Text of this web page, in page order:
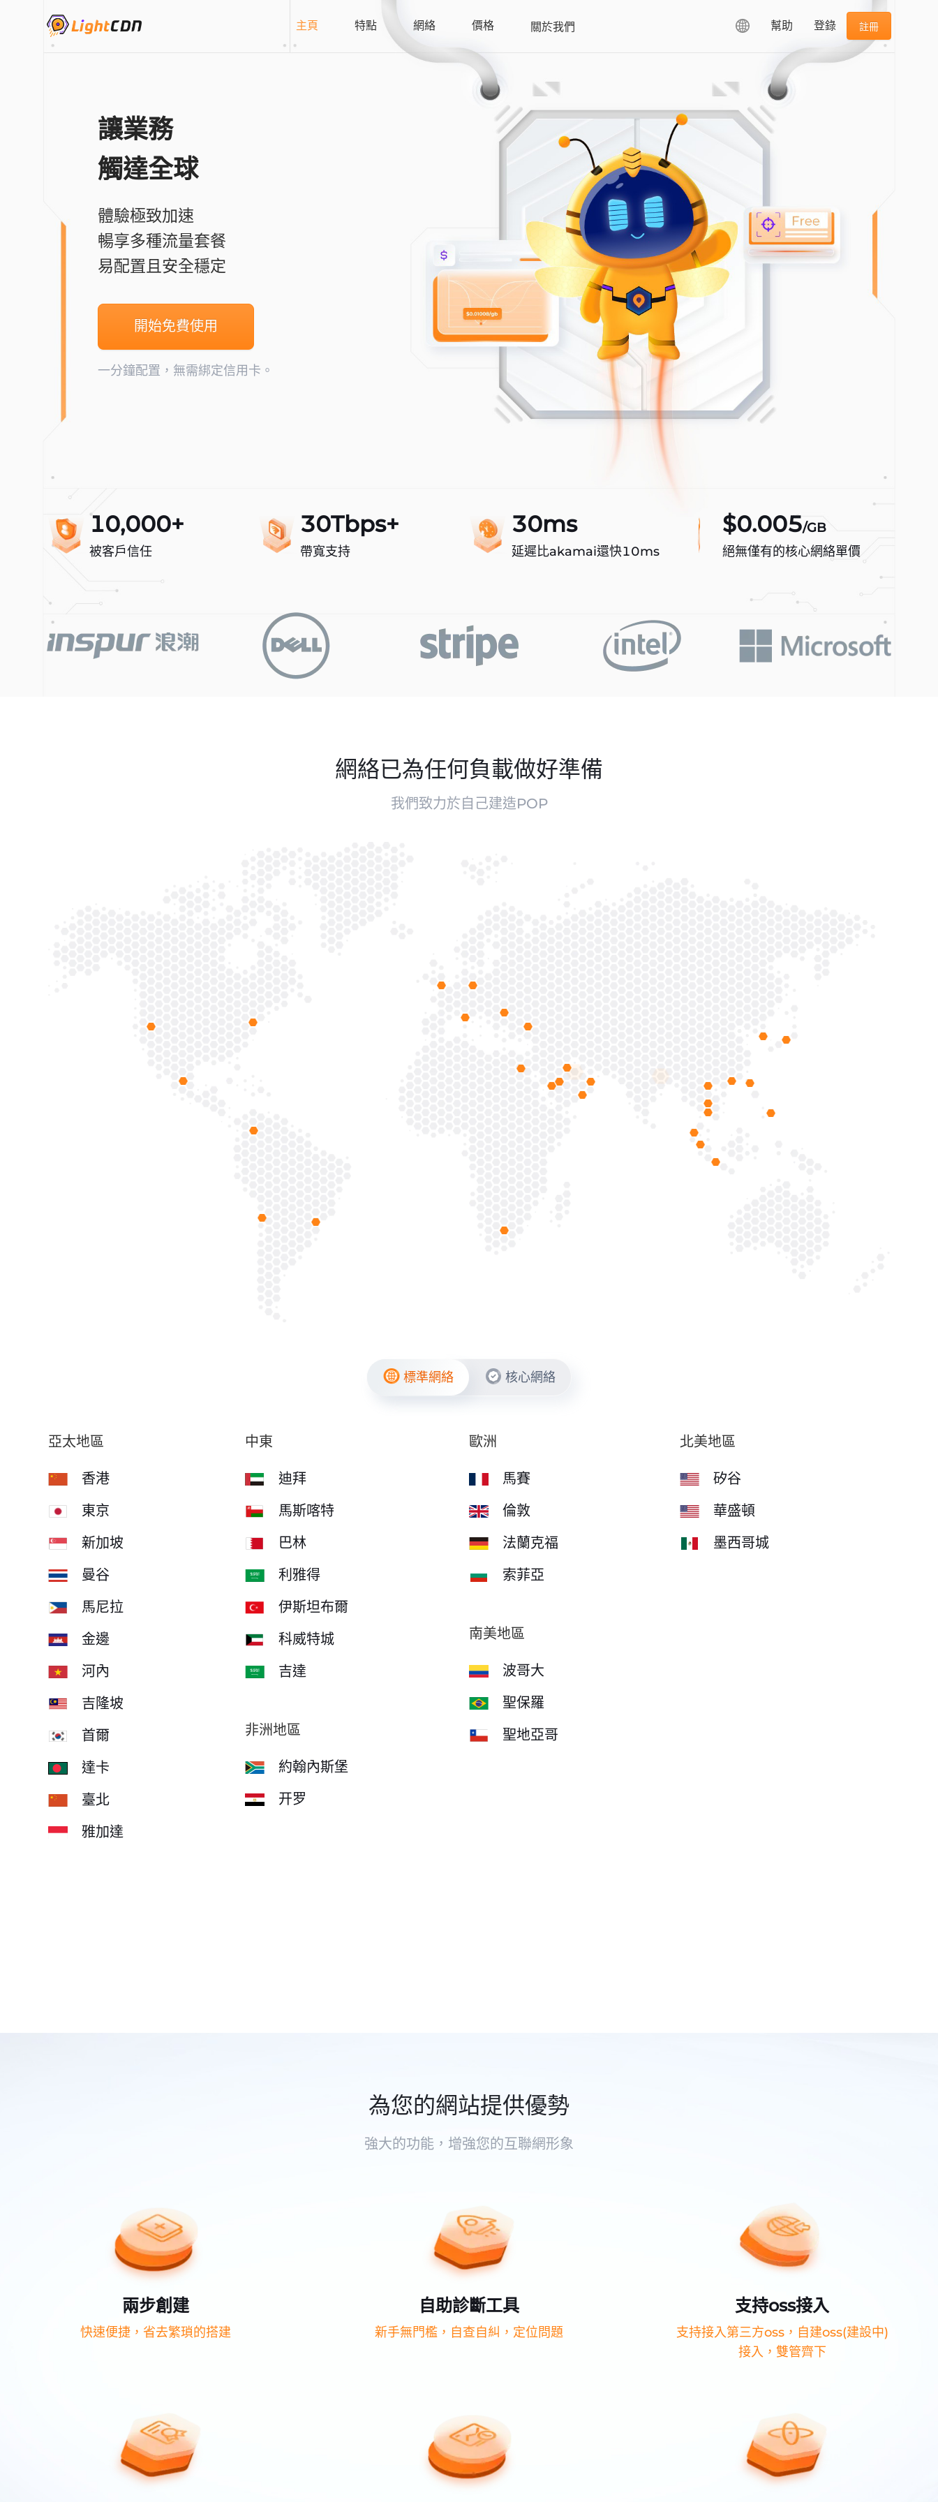
主頁 特點 網絡 價格 關於我們 幫助 登錄 註冊
讓業務
觸達全球
體驗極致加速
暢享多種流量套餐
易配置且安全穩定
開始免費使用
一分鐘配置，無需綁定信用卡。
10,000+
被客戶信任
30Tbps+
帶寬支持
30ms
延遲比akamai還快10ms
$0.005/GB
絕無僅有的核心網絡單價
網絡已為任何負載做好準備
我們致力於自己建造POP
標準網絡 核心網絡
亞太地區
香港
東京
新加坡
曼谷
馬尼拉
金邊
河內
吉隆坡
首爾
達卡
臺北
雅加達
中東
迪拜
馬斯喀特
巴林
利雅得
伊斯坦布爾
科威特城
吉達
非洲地區
約翰內斯堡
开罗
歐洲
馬賽
倫敦
法蘭克福
索菲亞
南美地區
波哥大
聖保羅
聖地亞哥
北美地區
矽谷
華盛頓
墨西哥城
為您的網站提供優勢
強大的功能，增強您的互聯網形象
兩步創建
快速便捷，省去繁瑣的搭建
自助診斷工具
新手無門檻，自查自糾，定位問題
支持oss接入
支持接入第三方oss，自建oss(建設中)
接入，雙管齊下